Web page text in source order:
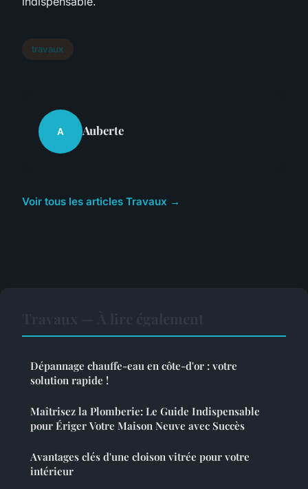
travaux
A Auberte
Voir tous les articles Travaux →
Dépannage chauffe-eau en côte-d'or : votre
solution rapide !
Maîtrisez la Plomberie: Le Guide Indispensable
pour Ériger Votre Maison Neuve avec Succès
Avantages clés d'une cloison vitrée pour votre
intérieur